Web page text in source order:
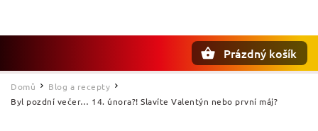
Prázdný košík
Domů / Blog a recepty /
Byl pozdní večer… 14. února?! Slavíte Valentýn nebo první máj?